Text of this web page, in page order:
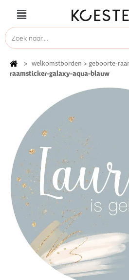
> welkomstborden > geboorte-
raamsticker-galaxy-aqua-blauw